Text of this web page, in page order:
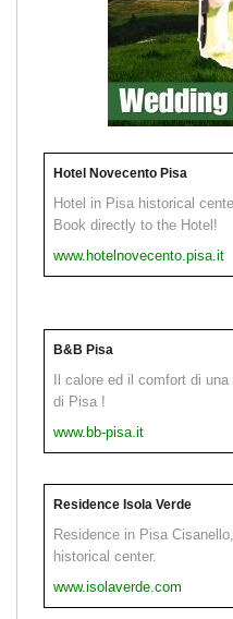
Hotel Novecento Pisa
Hotel in Pisa historical
Book directly to the Hotel!
www.hotelnovecento.pisa.it
B&B Pisa
Il calore ed il comfort di
di Pisa !
www.bb-pisa.it
Residence Isola Verde
Residence in Pisa
historical center.
www.isolaverde.com